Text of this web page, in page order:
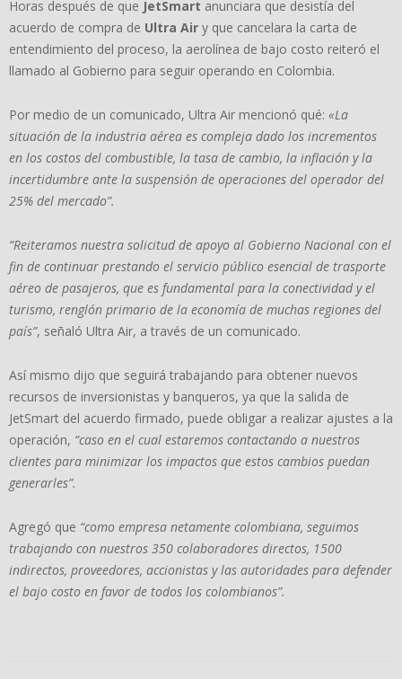
Horas después de que JetSmart anunciara que desistía del
acuerdo de compra de Ultra Air y que cancelara la carta de
entendimiento del proceso, la aerolínea de bajo costo reiteró el
llamado al Gobierno para seguir operando en Colombia.
Por medio de un comunicado, Ultra Air mencionó qué: «La
situación de la industria aérea es compleja dado los incrementos
en los costos del combustible, la tasa de cambio, la inflación y la
incertidumbre ante la suspensión de operaciones del operador del
25% del mercado”.
“Reiteramos nuestra solicitud de apoyo al Gobierno Nacional con el
fin de continuar prestando el servicio público esencial de trasporte
aéreo de pasajeros, que es fundamental para la conectividad y el
turismo, renglón primario de la economía de muchas regiones del
país”, señaló Ultra Air, a través de un comunicado.
Así mismo dijo que seguirá trabajando para obtener nuevos
recursos de inversionistas y banqueros, ya que la salida de
JetSmart del acuerdo firmado, puede obligar a realizar ajustes a la
operación, “caso en el cual estaremos contactando a nuestros
clientes para minimizar los impactos que estos cambios puedan
generarles”.
Agregó que “como empresa netamente colombiana, seguimos
trabajando con nuestros 350 colaboradores directos, 1500
indirectos, proveedores, accionistas y las autoridades para defender
el bajo costo en favor de todos los colombianos”.